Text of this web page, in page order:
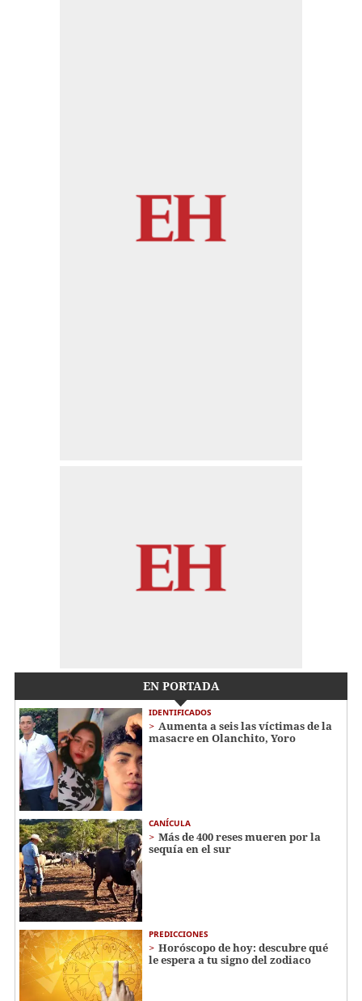
EN PORTADA
IDENTIFICADOS
Aumenta a seis las víctimas de la
masacre en Olanchito, Yoro
CANÍCULA
Más de 400 reses mueren por la
sequía en el sur
PREDICCIONES
Horóscopo de hoy: descubre qué
le espera a tu signo del zodiaco